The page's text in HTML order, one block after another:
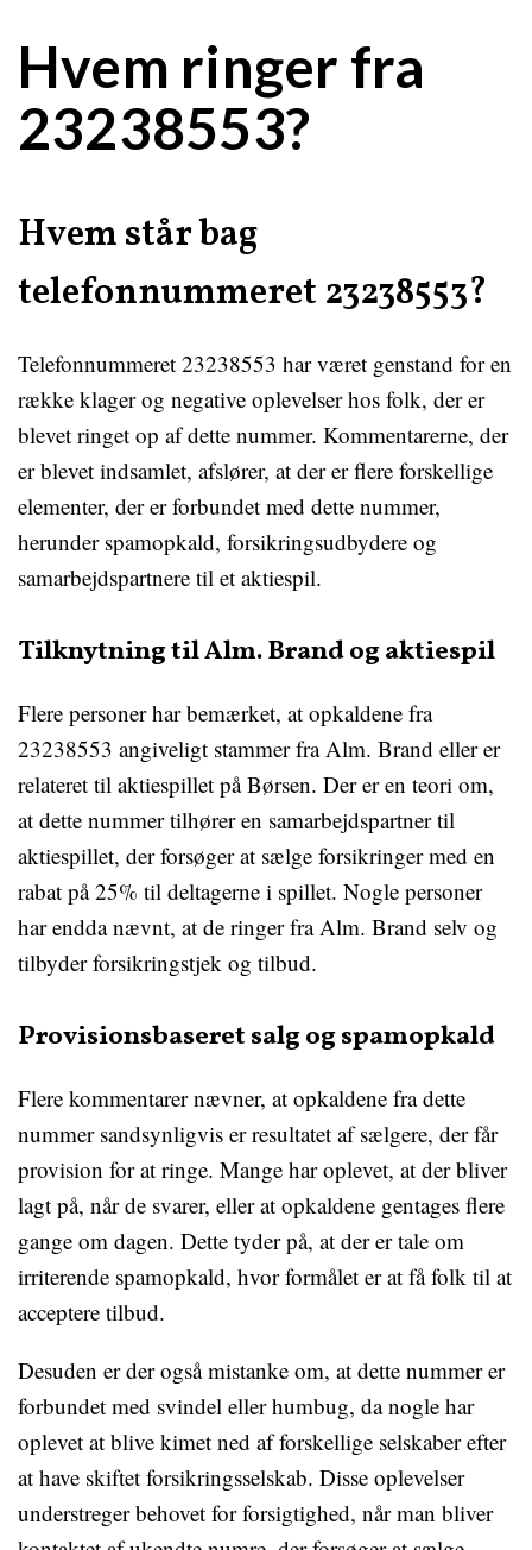
Hvem ringer fra
23238553?
Hvem står bag
telefonnummeret 23238553?
Telefonnummeret 23238553 har været genstand for en
række klager og negative oplevelser hos folk, der er
blevet ringet op af dette nummer. Kommentarerne, der
er blevet indsamlet, afslører, at der er flere forskellige
elementer, der er forbundet med dette nummer,
herunder spamopkald, forsikringsudbydere og
samarbejdspartnere til et aktiespil.
Tilknytning til Alm. Brand og aktiespil
Flere personer har bemærket, at opkaldene fra
23238553 angiveligt stammer fra Alm. Brand eller er
relateret til aktiespillet på Børsen. Der er en teori om,
at dette nummer tilhører en samarbejdspartner til
aktiespillet, der forsøger at sælge forsikringer med en
rabat på 25% til deltagerne i spillet. Nogle personer
har endda nævnt, at de ringer fra Alm. Brand selv og
tilbyder forsikringstjek og tilbud.
Provisionsbaseret salg og spamopkald
Flere kommentarer nævner, at opkaldene fra dette
nummer sandsynligvis er resultatet af sælgere, der får
provision for at ringe. Mange har oplevet, at der bliver
lagt på, når de svarer, eller at opkaldene gentages flere
gange om dagen. Dette tyder på, at der er tale om
irriterende spamopkald, hvor formålet er at få folk til at
acceptere tilbud.
Desuden er der også mistanke om, at dette nummer er
forbundet med svindel eller humbug, da nogle har
oplevet at blive kimet ned af forskellige selskaber efter
at have skiftet forsikringsselskab. Disse oplevelser
understreger behovet for forsigtighed, når man bliver